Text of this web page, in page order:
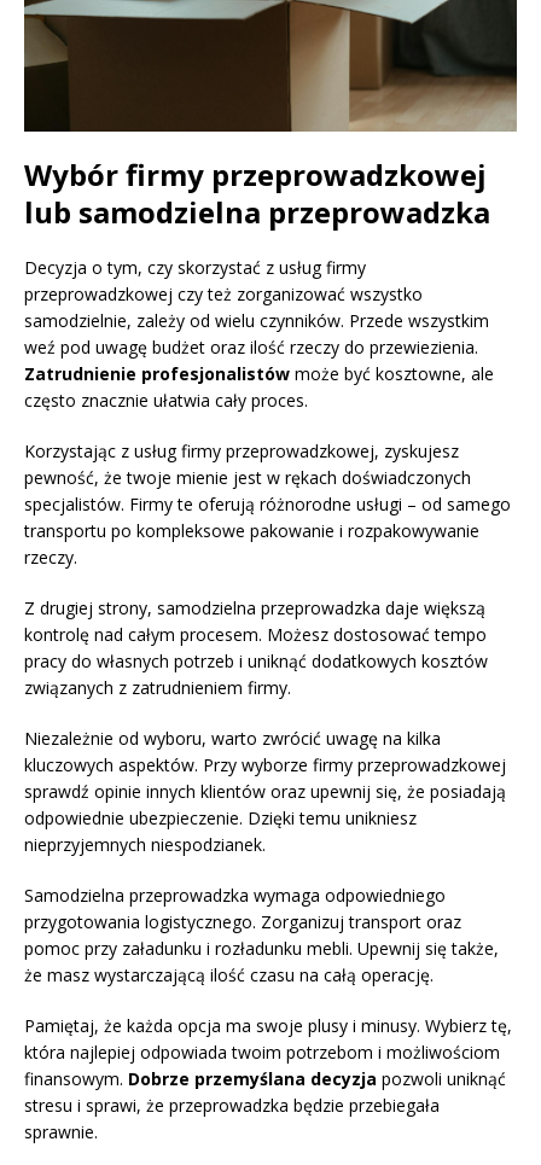
Wybór firmy przeprowadzkowej
lub samodzielna przeprowadzka
Decyzja o tym, czy skorzystać z usług firmy
przeprowadzkowej czy też zorganizować wszystko
samodzielnie, zależy od wielu czynników. Przede wszystkim
weź pod uwagę budżet oraz ilość rzeczy do przewiezienia.
Zatrudnienie profesjonalistów może być kosztowne, ale
często znacznie ułatwia cały proces.
Korzystając z usług firmy przeprowadzkowej, zyskujesz
pewność, że twoje mienie jest w rękach doświadczonych
specjalistów. Firmy te oferują różnorodne usługi – od samego
transportu po kompleksowe pakowanie i rozpakowywanie
rzeczy.
Z drugiej strony, samodzielna przeprowadzka daje większą
kontrolę nad całym procesem. Możesz dostosować tempo
pracy do własnych potrzeb i uniknąć dodatkowych kosztów
związanych z zatrudnieniem firmy.
Niezależnie od wyboru, warto zwrócić uwagę na kilka
kluczowych aspektów. Przy wyborze firmy przeprowadzkowej
sprawdź opinie innych klientów oraz upewnij się, że posiadają
odpowiednie ubezpieczenie. Dzięki temu unikniesz
nieprzyjemnych niespodzianek.
Samodzielna przeprowadzka wymaga odpowiedniego
przygotowania logistycznego. Zorganizuj transport oraz
pomoc przy załadunku i rozładunku mebli. Upewnij się także,
że masz wystarczającą ilość czasu na całą operację.
Pamiętaj, że każda opcja ma swoje plusy i minusy. Wybierz tę,
która najlepiej odpowiada twoim potrzebom i możliwościom
finansowym. Dobrze przemyślana decyzja pozwoli uniknąć
stresu i sprawi, że przeprowadzka będzie przebiegała
sprawnie.